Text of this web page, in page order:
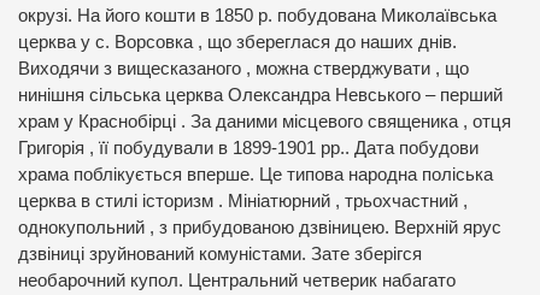
окрузі. На його кошти в 1850 р. побудована Миколаївська
церква у с. Ворсовка , що збереглася до наших днів.
Виходячи з вищесказаного , можна стверджувати , що
нинішня сільська церква Олександра Невського – перший
храм у Краснобірці . За даними місцевого священика , отця
Григорія , її побудували в 1899-1901 рр.. Дата побудови
храма поблікується вперше. Це типова народна поліська
церква в стилі історизм . Мініатюрний , трьохчастний ,
однокупольний , з прибудованою дзвіницею. Верхній ярус
дзвіниці зруйнований комуністами. Зате зберігся
необарочний купол. Центральний четверик набагато